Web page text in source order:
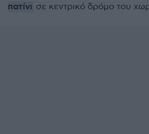
πατίνι σε κεντρικό δρόμο του